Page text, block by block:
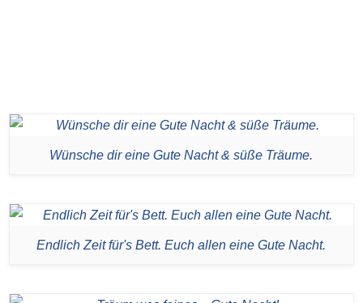
Wünsche dir eine Gute Nacht & süße Träume.
Endlich Zeit für's Bett. Euch allen eine Gute Nacht.